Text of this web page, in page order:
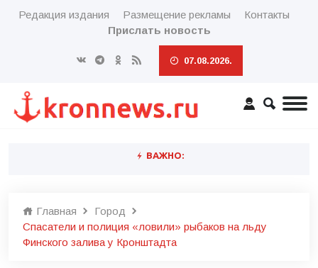
Редакция издания Размещение рекламы
Контакты
Прислать новость
07.08.2026.
ВАЖНО:
Главная
Город
Спасатели и полиция «ловили» рыбаков на льду
Финского залива у Кронштадта